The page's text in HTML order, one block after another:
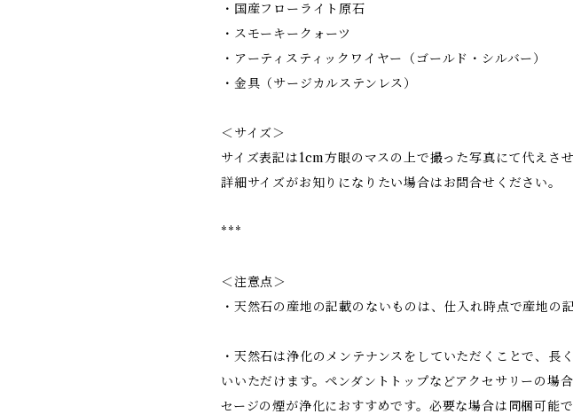
・国産フローライト原石
・スモーキークォーツ
・アーティスティックワイヤー（ゴールド・シルバー）
・金具（サージカルステンレス）
＜サイズ＞
サイズ表記は1cm方眼のマスの上で撮った写真にて代えさせ
詳細サイズがお知りになりたい場合はお問合せください。
***
＜注意点＞
・天然石の産地の記載のないものは、仕入れ時点で産地の
・天然石は浄化のメンテナンスをしていただくことで、長
いいただけます。ペンダントトップなどアクセサリーの場
セージの煙が浄化におすすめです。必要な場合は同梱可能